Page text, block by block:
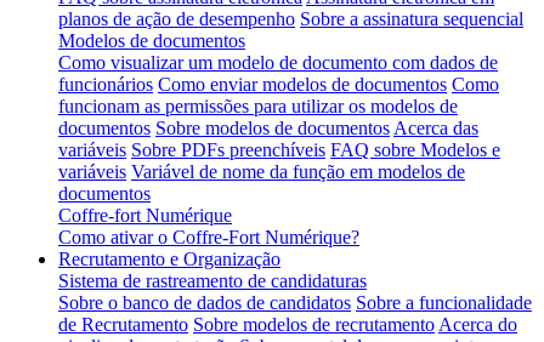
planos de ação de desempenho Sobre a assinatura sequencial
Modelos de documentos
Como visualizar um modelo de documento com dados de
funcionários Como enviar modelos de documentos Como
funcionam as permissões para utilizar os modelos de
documentos Sobre modelos de documentos Acerca das
variáveis Sobre PDFs preenchíveis FAQ sobre Modelos e
variáveis Variável de nome da função em modelos de
documentos
Coffre-fort Numérique
Como ativar o Coffre-Fort Numérique?
Recrutamento e Organização
Sistema de rastreamento de candidaturas
Sobre o banco de dados de candidatos Sobre a funcionalidade
de Recrutamento Sobre modelos de recrutamento Acerca do